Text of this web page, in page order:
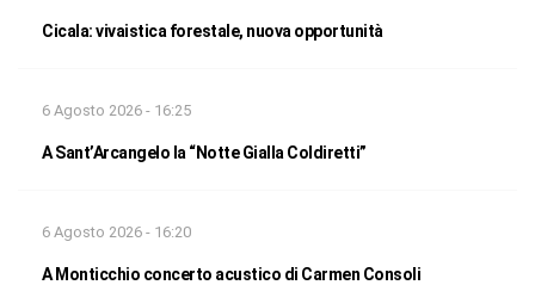
Cicala: vivaistica forestale, nuova opportunità
6 Agosto 2026 - 16:25
A Sant’Arcangelo la “Notte Gialla Coldiretti”
6 Agosto 2026 - 16:20
A Monticchio concerto acustico di Carmen Consoli